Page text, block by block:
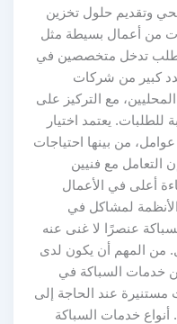
وتقديم حلول تخزين
من أعمال بسيطة مثل
تتطلب تدخل متخصصين في
كبير من شركات
مع التركيز على
يعتمد اختيار
من بينها احتياجات
التعامل مع فنيين
أعلى في الأعمال
لمشاكل في
عنصرًا لا غنى عنه
من المهم أن يكون لدى
خدمات السباكة في
مستنيرة عند الحاجة إلى
خدمات السباكة